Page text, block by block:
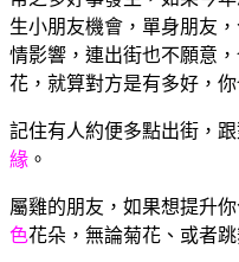
生小朋友機會，單身朋友
情影響，連出街也不願意
花，就算對方是有多好，
記住有人約便多點出街，
緣 。
屬雞的朋友，如果想提升
色花朵，無論菊花、或者